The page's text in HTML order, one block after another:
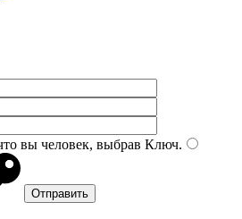
вы человек, выбрав Ключ.